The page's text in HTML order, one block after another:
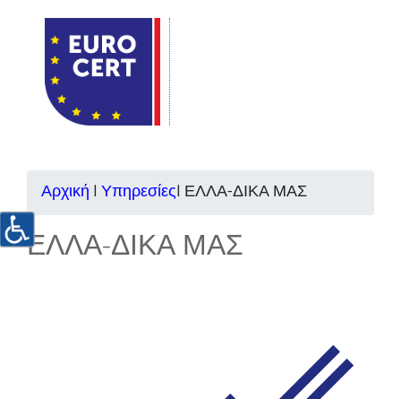
Αρχική | Υπηρεσίες| ΕΛΛΑ-ΔΙΚΑ ΜΑΣ
ΕΛΛΑ-ΔΙΚΑ ΜΑΣ